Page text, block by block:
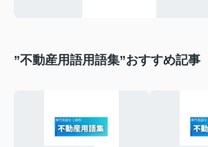
”不動産用語用語集”おすすめ記事